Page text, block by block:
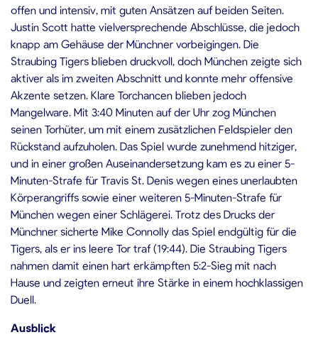
offen und intensiv, mit guten Ansätzen auf beiden Seiten.
Justin Scott hatte vielversprechende Abschlüsse, die jedoch
knapp am Gehäuse der Münchner vorbeigingen. Die
Straubing Tigers blieben druckvoll, doch München zeigte sich
aktiver als im zweiten Abschnitt und konnte mehr offensive
Akzente setzen. Klare Torchancen blieben jedoch
Mangelware. Mit 3:40 Minuten auf der Uhr zog München
seinen Torhüter, um mit einem zusätzlichen Feldspieler den
Rückstand aufzuholen. Das Spiel wurde zunehmend hitziger,
und in einer großen Auseinandersetzung kam es zu einer 5-
Minuten-Strafe für Travis St. Denis wegen eines unerlaubten
Körperangriffs sowie einer weiteren 5-Minuten-Strafe für
München wegen einer Schlägerei. Trotz des Drucks der
Münchner sicherte Mike Connolly das Spiel endgültig für die
Tigers, als er ins leere Tor traf (19:44). Die Straubing Tigers
nahmen damit einen hart erkämpften 5:2-Sieg mit nach
Hause und zeigten erneut ihre Stärke in einem hochklassigen
Duell.
Ausblick